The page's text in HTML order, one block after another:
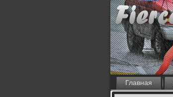
Главная